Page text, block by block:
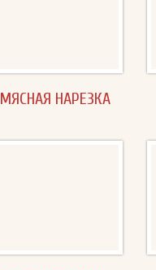
МЯСНАЯ НАРЕЗКА